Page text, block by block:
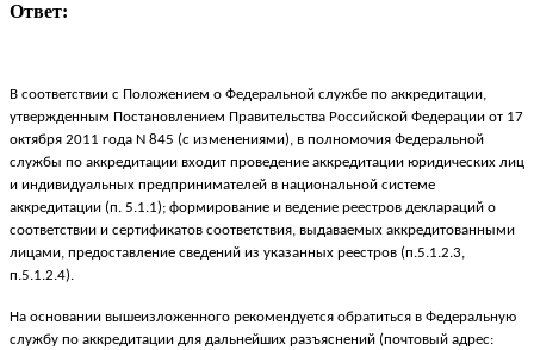
Ответ:
В соответствии с Положением о Федеральной службе по аккредитации,
утвержденным Постановлением Правительства Российской Федерации от 17
октября 2011 года N 845 (с изменениями), в полномочия Федеральной
службы по аккредитации входит проведение аккредитации юридических лиц
и индивидуальных предпринимателей в национальной системе
аккредитации (п. 5.1.1); формирование и ведение реестров деклараций о
соответствии и сертификатов соответствия, выдаваемых аккредитованными
лицами, предоставление сведений из указанных реестров (п.5.1.2.3,
п.5.1.2.4).
На основании вышеизложенного рекомендуется обратиться в Федеральную
службу по аккредитации для дальнейших разъяснений (почтовый адрес: